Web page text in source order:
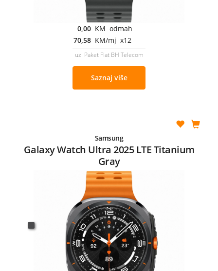
0,00 KM odmah
70,58 KM/mj x12
uz Paket Flat BH Telecom
Saznaj više
Samsung
Galaxy Watch Ultra 2025 LTE Titanium
Gray